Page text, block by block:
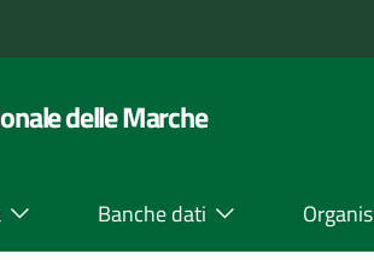
delle Marche
Banche dati